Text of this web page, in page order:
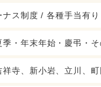
ス制度 / 各種手当有
・年末年始・慶弔・そ
寺、新小岩、立川、